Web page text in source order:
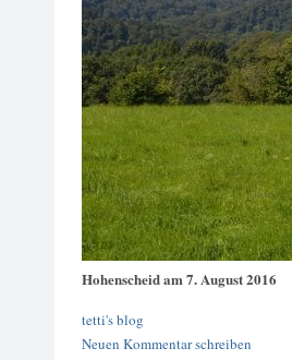
Hohenscheid am 7. August 2016
tetti's blog
Neuen Kommentar schreiben